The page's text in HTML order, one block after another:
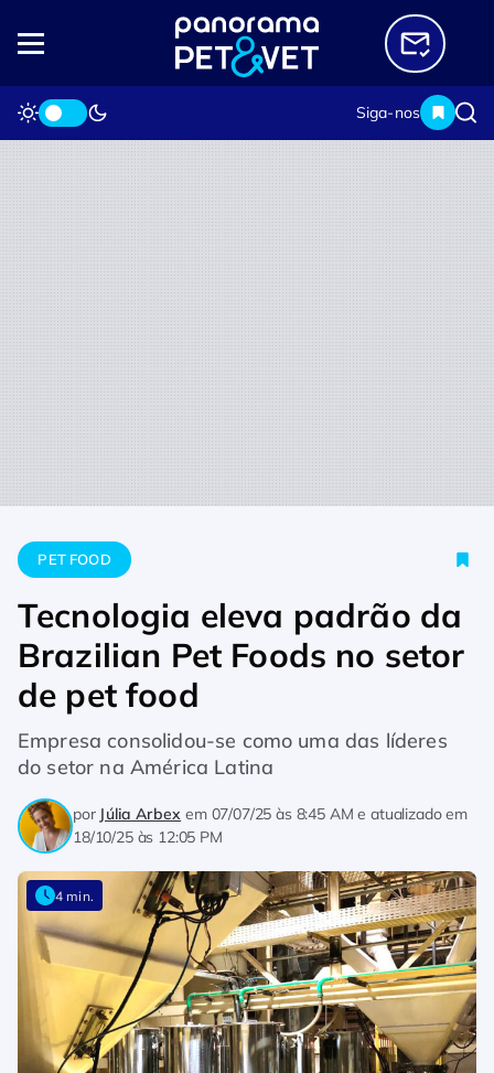
Siga-nos
Home Pet Food Tecnologia eleva padrão da Brazilian Pet
PET FOOD
Tecnologia eleva padrão da
Brazilian Pet Foods no setor
de pet food
Empresa consolidou-se como uma das líderes
do setor na América Latina
por Júlia Arbex em 07/07/25 às 8:45 AM e atualizado em
18/10/25 às 12:05 PM
4 min.